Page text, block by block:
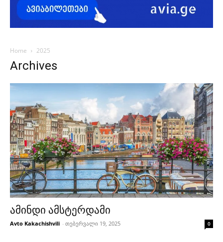
Home 2025
Archives
ამინდი ამსტერდამი
Avto Kakachishvili - თებერვალი 19, 2025 0